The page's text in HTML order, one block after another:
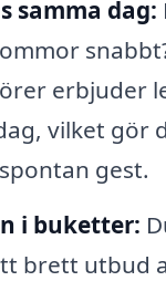
samma dag:
erbjuder
vilket gör
gest.
i buketter:
brett utbud